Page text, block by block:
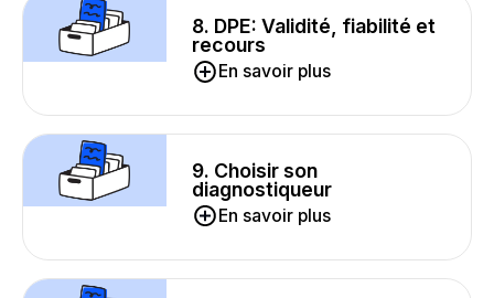
8. DPE: Validité, fiabilité et
recours
En savoir plus
9. Choisir son
diagnostiqueur
En savoir plus